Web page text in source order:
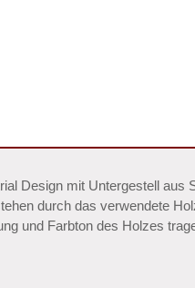
Design mit Untergestell
durch das verwendete
und Farbton des Holzes